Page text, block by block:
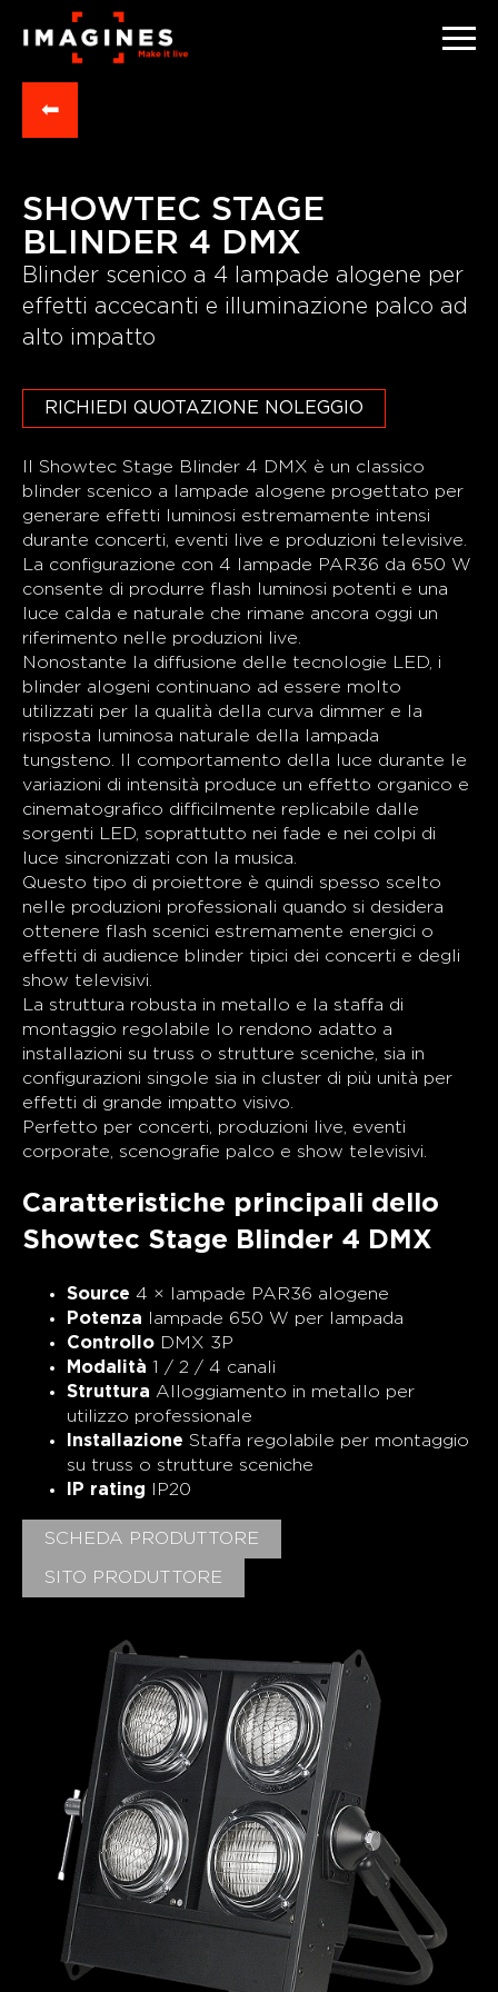
⬅
SHOWTEC STAGE
BLINDER 4 DMX
Blinder scenico a 4 lampade alogene per
effetti accecanti e illuminazione palco ad
alto impatto
RICHIEDI QUOTAZIONE NOLEGGIO
Il Showtec Stage Blinder 4 DMX è un classico
blinder scenico a lampade alogene progettato per
generare effetti luminosi estremamente intensi
durante concerti, eventi live e produzioni televisive.
La configurazione con 4 lampade PAR36 da 650 W
consente di produrre flash luminosi potenti e una
luce calda e naturale che rimane ancora oggi un
riferimento nelle produzioni live.
Nonostante la diffusione delle tecnologie LED, i
blinder alogeni continuano ad essere molto
utilizzati per la qualità della curva dimmer e la
risposta luminosa naturale della lampada
tungsteno. Il comportamento della luce durante le
variazioni di intensità produce un effetto organico e
cinematografico difficilmente replicabile dalle
sorgenti LED, soprattutto nei fade e nei colpi di
luce sincronizzati con la musica.
Questo tipo di proiettore è quindi spesso scelto
nelle produzioni professionali quando si desidera
ottenere flash scenici estremamente energici o
effetti di audience blinder tipici dei concerti e degli
show televisivi.
La struttura robusta in metallo e la staffa di
montaggio regolabile lo rendono adatto a
installazioni su truss o strutture sceniche, sia in
configurazioni singole sia in cluster di più unità per
effetti di grande impatto visivo.
Perfetto per concerti, produzioni live, eventi
corporate, scenografie palco e show televisivi.
Caratteristiche principali dello
Showtec Stage Blinder 4 DMX
Source 4 × lampade PAR36 alogene
Potenza lampade 650 W per lampada
Controllo DMX 3P
Modalità 1 / 2 / 4 canali
Struttura Alloggiamento in metallo per
utilizzo professionale
Installazione Staffa regolabile per montaggio
su truss o strutture sceniche
IP rating IP20
SCHEDA PRODUTTORE
SITO PRODUTTORE